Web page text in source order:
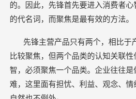
的。因此，先锋首先要进入消费者
的代名词，而聚焦是最有效的方法。
先锋主营产品只有两个，相比于
比较聚焦，但两个品类的认知关联
智，必须聚焦一个品类。企业往往
难，这里面有担忧、利益、观念、